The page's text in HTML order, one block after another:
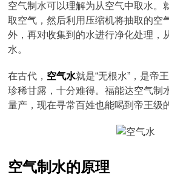
空气制水可以理解为从空气中取水。
取空气，然后利用压缩机将抽取的空
外，再对收集到的水进行净化处理，
水。
在古代， 空气水就是“无根水”，是帝
珍稀甘露，十分难得。福能达空气制
量产，现在寻常百姓也能喝到帝王级
空气制水的原理